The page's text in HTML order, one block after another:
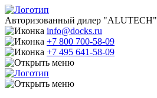
Авторизованный дилер "ALUTECH"
info@docks.ru
+7 800 700-58-09
+7 495 641-58-09